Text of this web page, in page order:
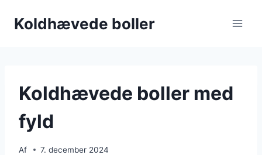
Koldhævede boller
Koldhævede boller med
fyld
Af 7. december 2024